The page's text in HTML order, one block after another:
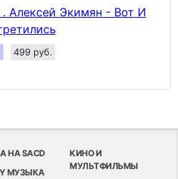
. Алексей Экимян - Вот И
499 руб.
НА SACD
МУЗЫКА
КИНО И
МУЛЬТФИЛЬМЫ